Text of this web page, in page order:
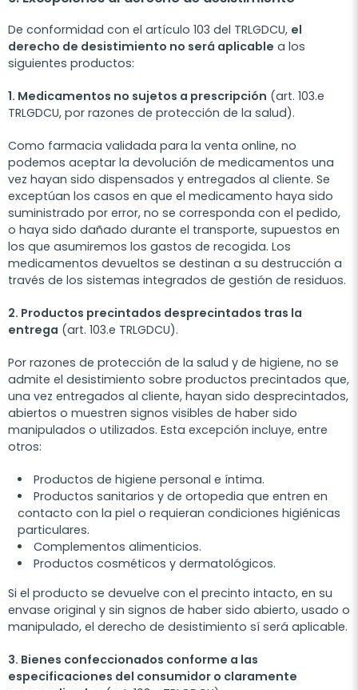
De conformidad con el artículo 103 del TRLGDCU, el
derecho de desistimiento no será aplicable a los
siguientes productos:
1. Medicamentos no sujetos a prescripción (art. 103.e
TRLGDCU, por razones de protección de la salud).
Como farmacia validada para la venta online, no
podemos aceptar la devolución de medicamentos una
vez hayan sido dispensados y entregados al cliente. Se
exceptúan los casos en que el medicamento haya sido
suministrado por error, no se corresponda con el pedido,
o haya sido dañado durante el transporte, supuestos en
los que asumiremos los gastos de recogida. Los
medicamentos devueltos se destinan a su destrucción a
través de los sistemas integrados de gestión de residuos.
2. Productos precintados desprecintados tras la
entrega (art. 103.e TRLGDCU).
Por razones de protección de la salud y de higiene, no se
admite el desistimiento sobre productos precintados que,
una vez entregados al cliente, hayan sido desprecintados,
abiertos o muestren signos visibles de haber sido
manipulados o utilizados. Esta excepción incluye, entre
otros:
Productos de higiene personal e íntima.
Productos sanitarios y de ortopedia que entren en
contacto con la piel o requieran condiciones higiénicas
particulares.
Complementos alimenticios.
Productos cosméticos y dermatológicos.
Si el producto se devuelve con el precinto intacto, en su
envase original y sin signos de haber sido abierto, usado o
manipulado, el derecho de desistimiento sí será aplicable.
3. Bienes confeccionados conforme a las
especificaciones del consumidor o claramente